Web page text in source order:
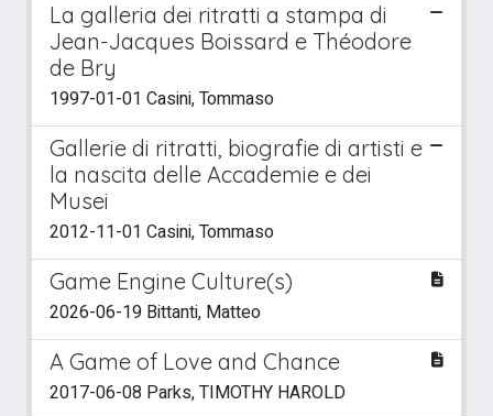
La galleria dei ritratti a stampa di
Jean-Jacques Boissard e Théodore
de Bry
1997-01-01 Casini, Tommaso
Gallerie di ritratti, biografie di artisti e
la nascita delle Accademie e dei
Musei
2012-11-01 Casini, Tommaso
Game Engine Culture(s)
2026-06-19 Bittanti, Matteo
A Game of Love and Chance
2017-06-08 Parks, TIMOTHY HAROLD